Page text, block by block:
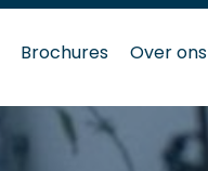
Brochures Over ons